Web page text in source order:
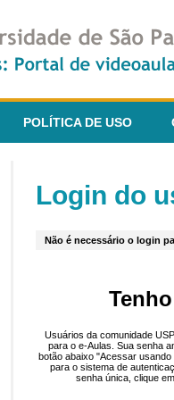
POLÍTICA DE USO
Login do
Não é necessário o login
Usuários da comunidade
para o e-Aulas. Sua senha
botão abaixo "Acessar
para o sistema de
senha única, clique